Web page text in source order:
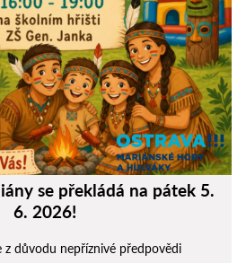
se překládá na pátek 5.
6. 2026!
z důvodu nepříznivé předpovědi